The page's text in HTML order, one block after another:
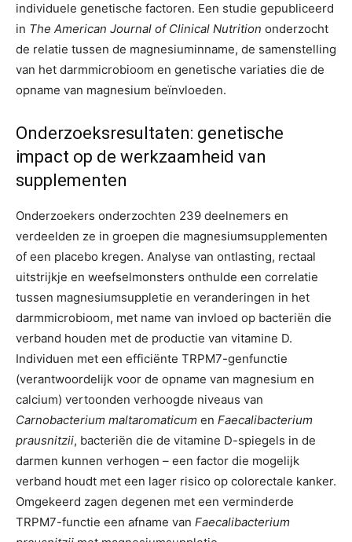
individuele genetische factoren. Een studie gepubliceerd
in The American Journal of Clinical Nutrition onderzocht
de relatie tussen de magnesiuminname, de samenstelling
van het darmmicrobioom en genetische variaties die de
opname van magnesium beïnvloeden.
Onderzoeksresultaten: genetische
impact op de werkzaamheid van
supplementen
Onderzoekers onderzochten 239 deelnemers en
verdeelden ze in groepen die magnesiumsupplementen
of een placebo kregen. Analyse van ontlasting, rectaal
uitstrijkje en weefselmonsters onthulde een correlatie
tussen magnesiumsuppletie en veranderingen in het
darmmicrobioom, met name van invloed op bacteriën die
verband houden met de productie van vitamine D.
Individuen met een efficiënte TRPM7-genfunctie
(verantwoordelijk voor de opname van magnesium en
calcium) vertoonden verhoogde niveaus van
Carnobacterium maltaromaticum en Faecalibacterium
prausnitzii, bacteriën die de vitamine D-spiegels in de
darmen kunnen verhogen – een factor die mogelijk
verband houdt met een lager risico op colorectale kanker.
Omgekeerd zagen degenen met een verminderde
TRPM7-functie een afname van Faecalibacterium